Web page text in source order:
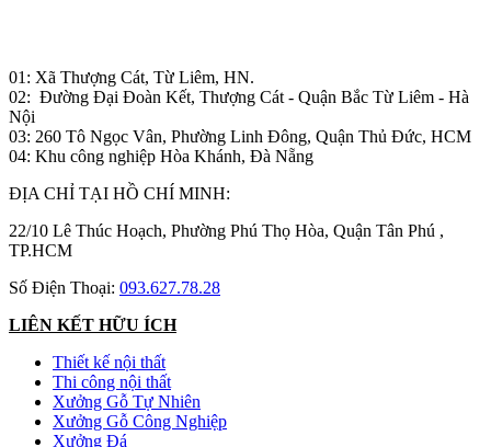
01: Xã Thượng Cát, Từ Liêm, HN.
02: Đường Đại Đoàn Kết, Thượng Cát - Quận Bắc Từ Liêm - Hà
Nội
03: 260 Tô Ngọc Vân, Phường Linh Đông, Quận Thủ Đức, HCM
04: Khu công nghiệp Hòa Khánh, Đà Nẵng
ĐỊA CHỈ TẠI HỒ CHÍ MINH:
22/10 Lê Thúc Hoạch, Phường Phú Thọ Hòa, Quận Tân Phú ,
TP.HCM
Số Điện Thoại: 093.627.78.28
LIÊN KẾT HỮU ÍCH
Thiết kế nội thất
Thi công nội thất
Xưởng Gỗ Tự Nhiên
Xưởng Gỗ Công Nghiệp
Xưởng Đá